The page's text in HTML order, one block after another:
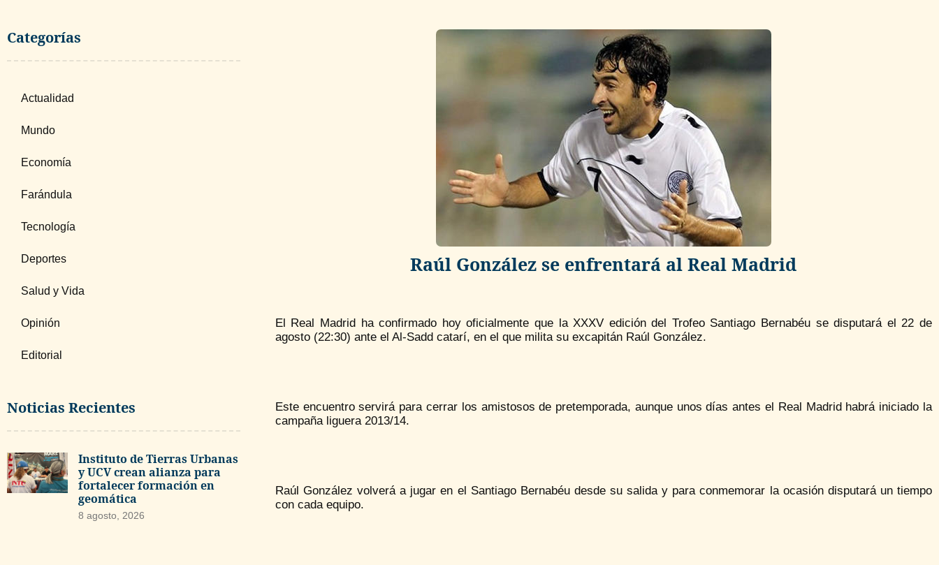
Categorías
Actualidad
Mundo
Economía
Farándula
Tecnología
Deportes
Salud y Vida
Opinión
Editorial
Noticias Recientes
Instituto de Tierras Urbanas
y UCV crean alianza para
fortalecer formación en
geomática
8 agosto, 2026
Raúl González se enfrentará al Real Madrid
El Real Madrid ha confirmado hoy oficialmente que la XXXV edición del Trofeo Santiago Bernabéu se disputará el 22 de
agosto (22:30) ante el Al-Sadd catarí, en el que milita su excapitán Raúl González.
Este encuentro servirá para cerrar los amistosos de pretemporada, aunque unos días antes el Real Madrid habrá iniciado la
campaña liguera 2013/14.
Raúl González volverá a jugar en el Santiago Bernabéu desde su salida y para conmemorar la ocasión disputará un tiempo
con cada equipo.